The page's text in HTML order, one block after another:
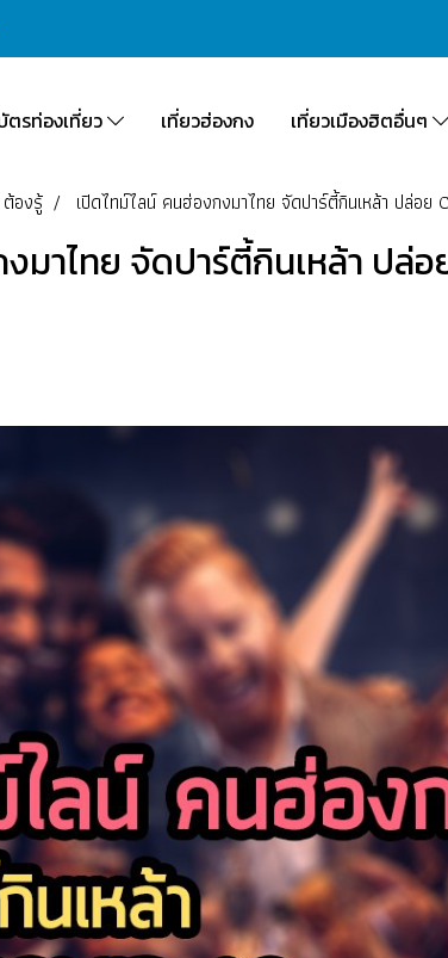
ตรท่องเที่ยว เที่ยวฮ่องกง เที่ยวเมืองฮิตอื่นๆ
ต้องรู้ เปิดไทม์ไลน์ คนฮ่องกงมาไทย จัดปาร์ตี้กินเหล้า ปล่อย
มาไทย จัดปาร์ตี้กินเหล้า ปล่อ